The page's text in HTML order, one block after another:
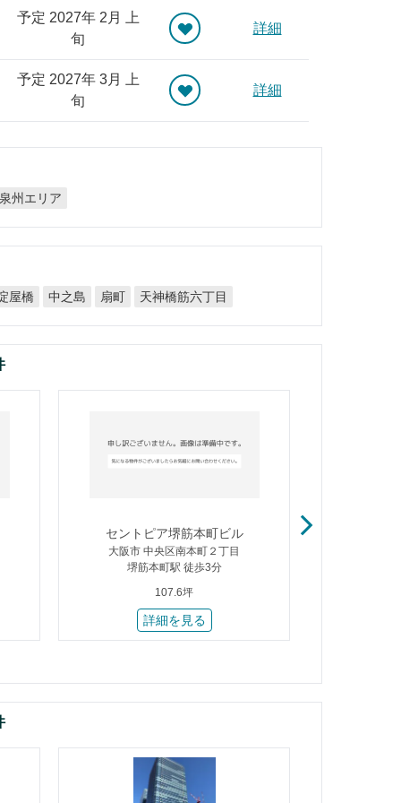
予定 2027年 2月 上
旬
詳細
予定 2027年 3月 上
旬
詳細
泉州エリア
屋橋 中之島 扇町 天神橋筋六丁目
セントピア堺筋本町ビル
大阪市 中央区南本町２丁目
堺筋本町駅 徒歩3分
107.6坪
詳細を見る